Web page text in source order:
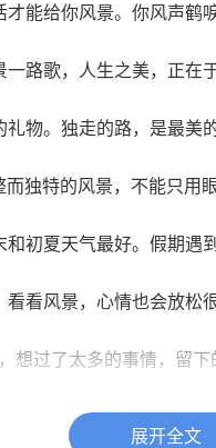
能给你风景。你风声鹤
路歌，人生之美，正在于
物。独走的路，是最美的
独特的风景，不能只用眼
初夏天气最好。假期遇
看风景，心情也会放松很
想过了太多的事情，留下
走了1200多公里，就是
展开全文